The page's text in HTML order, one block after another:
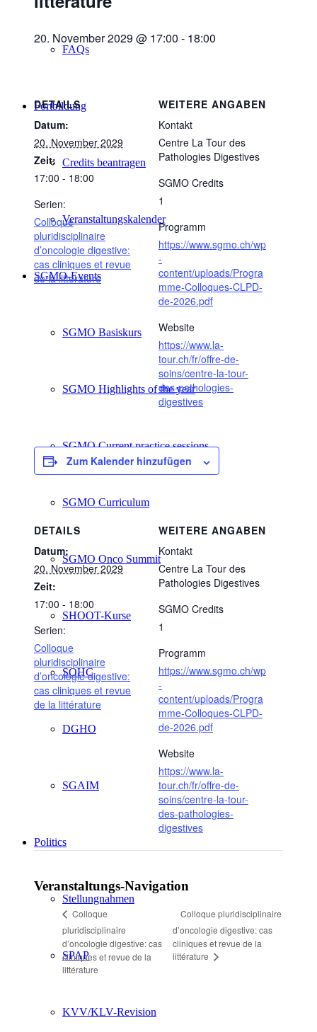
FAQs
Fortbildung
Credits beantragen
Veranstaltungskalender
SGMO-Events
SGMO Basiskurs
SGMO Highlights of the year
SGMO Current practice sessions
SGMO Curriculum
SGMO Onco Summit
SHOOT-Kurse
SOHC
DGHO
SGAIM
Politics
Stellungnahmen
SPAP
KVV/KLV-Revision
20. November 2029 @ 17:00 - 18:00
DETAILS
Datum:
20. November 2029
Zeit:
17:00 - 18:00
Serien:
Colloque
pluridisciplinaire
d’oncologie digestive:
cas cliniques et revue
de la littérature
WEITERE ANGABEN
Kontakt
Centre La Tour des
Pathologies Digestives
SGMO Credits
1
Programm
https://www.sgmo.ch/wp
-
content/uploads/Progra
mme-Colloques-CLPD-
de-2026.pdf
Website
https://www.la-
tour.ch/fr/offre-de-
soins/centre-la-tour-
des-pathologies-
digestives
Zum Kalender hinzufügen
DETAILS
Datum:
20. November 2029
Zeit:
17:00 - 18:00
Serien:
Colloque
pluridisciplinaire
d’oncologie digestive:
cas cliniques et revue
de la littérature
WEITERE ANGABEN
Kontakt
Centre La Tour des
Pathologies Digestives
SGMO Credits
1
Programm
https://www.sgmo.ch/wp
-
content/uploads/Progra
mme-Colloques-CLPD-
de-2026.pdf
Website
https://www.la-
tour.ch/fr/offre-de-
soins/centre-la-tour-
des-pathologies-
digestives
Veranstaltungs-Navigation
Colloque
pluridisciplinaire
d’oncologie digestive: cas
cliniques et revue de la
littérature
Colloque pluridisciplinaire
d’oncologie digestive: cas
cliniques et revue de la
littérature